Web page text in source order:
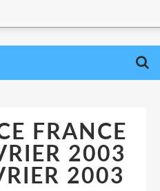
FRANCE
2003
2003